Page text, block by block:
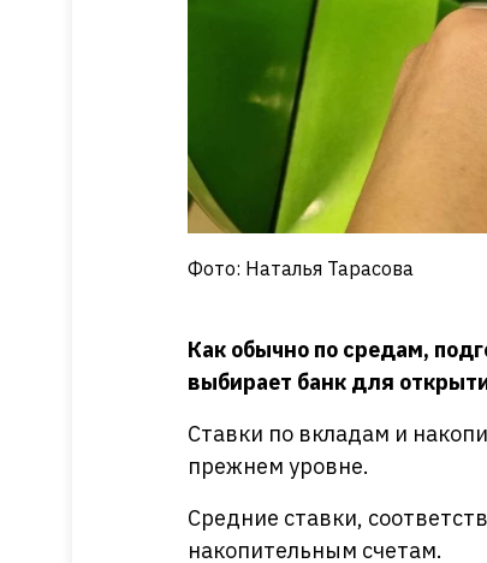
Фото: Наталья Тарасова
Как обычно по средам,
выбирает банк для
Ставки по вкладам и
прежнем уровне.
Средние ставки,
накопительным счетам.